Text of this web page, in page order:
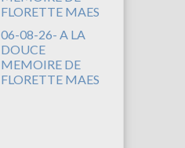
06-08-26- A LA
DOUCE
MEMOIRE DE
FLORETTE MAES